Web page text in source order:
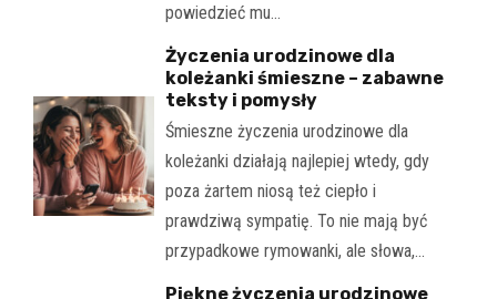
powiedzieć mu…
Życzenia urodzinowe dla
koleżanki śmieszne – zabawne
teksty i pomysły
Śmieszne życzenia urodzinowe dla
koleżanki działają najlepiej wtedy, gdy
poza żartem niosą też ciepło i
prawdziwą sympatię. To nie mają być
przypadkowe rymowanki, ale słowa,…
Piękne życzenia urodzinowe